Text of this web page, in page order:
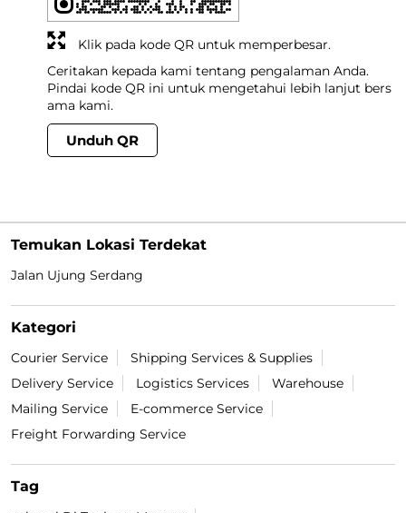
Ceritakan kepada kami tentang pengalaman Anda.
Pindai kode QR ini untuk mengetahui lebih lanjut bers
ama kami.
Unduh QR
Klik pada kode QR untuk memperbesar.
Temukan Lokasi Terdekat
Jalan Ujung Serdang
Kategori
Courier Service
Shipping Services & Supplies
Delivery Service
Logistics Services
Warehouse
Mailing Service
E-commerce Service
Freight Forwarding Service
Tag